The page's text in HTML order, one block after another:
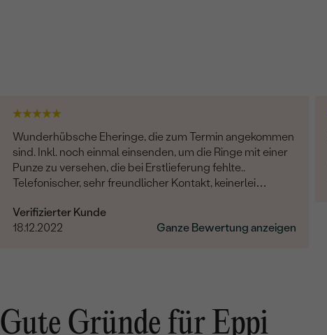
Wunderhübsche Eheringe, die zum Termin angekommen
sind. Inkl. noch einmal einsenden, um die Ringe mit einer
Punze zu versehen, die bei Erstlieferung fehlte..
Telefonischer, sehr freundlicher Kontakt, keinerlei
Hochzeit rundum gelungen, das Brautpaar glücklich.
Vielen lieben Dank auch noch Mal an dieser Stelle.
Verifizierter Kunde
18.12.2022
Ganze Bewertung anzeigen
Gute Gründe für Eppi